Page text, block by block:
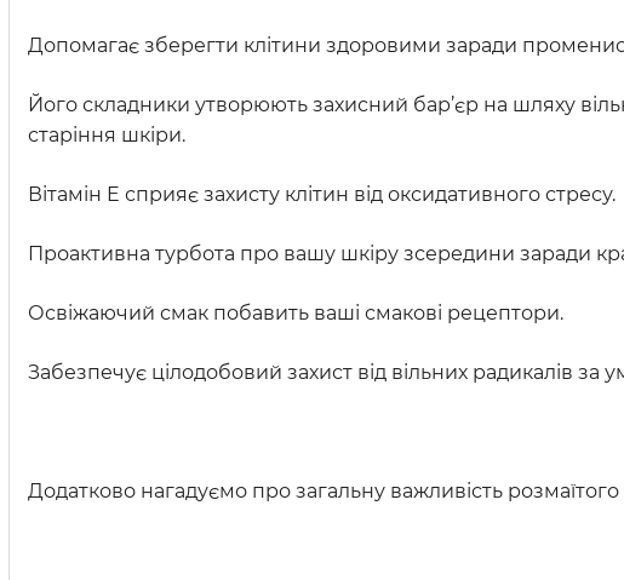
Допомагає зберегти клітини здоровими заради
Його складники утворюють захисний бар’єр на шляху
старіння шкіри.
Вітамін E сприяє захисту клітин від оксидативного стресу.
Проактивна турбота про вашу шкіру зсередини заради
Освіжаючий смак побавить ваші смакові рецептори.
Забезпечує цілодобовий захист від вільних радикалів
Додатково нагадуємо про загальну важливість